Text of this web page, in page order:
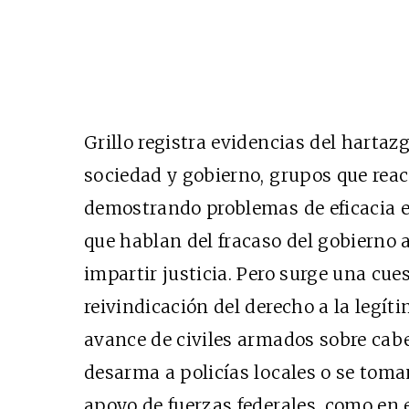
Grillo registra evidencias del
sociedad y gobierno, grupos que
demostrando problemas de eficacia
que hablan del fracaso del gobierno
impartir justicia. Pero surge una
reivindicación del derecho a la
avance de civiles armados sobre
desarma a policías locales o se